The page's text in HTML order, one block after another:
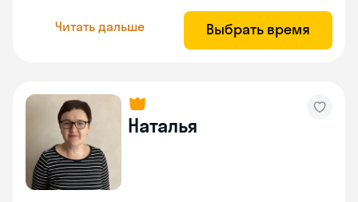
Читать дальше Выбрать время
Наталья